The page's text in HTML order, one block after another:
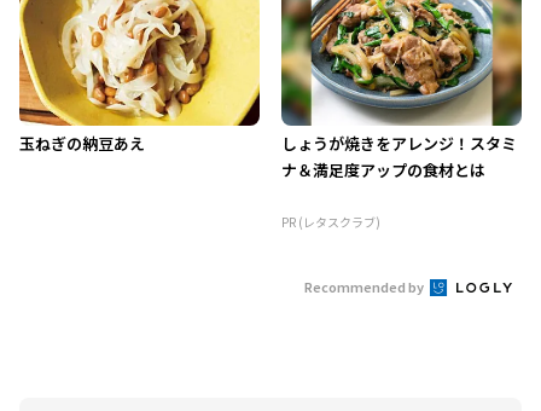
玉ねぎの納豆あえ
しょうが焼きをアレンジ！スタミ
ナ＆満足度アップの食材とは
PR (レタスクラブ)
Recommended by